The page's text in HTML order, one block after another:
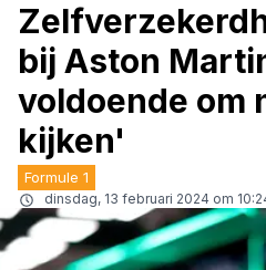
bij Aston
voldoende om
kijken'
Formule 1
dinsdag, 13 februari 2024 om